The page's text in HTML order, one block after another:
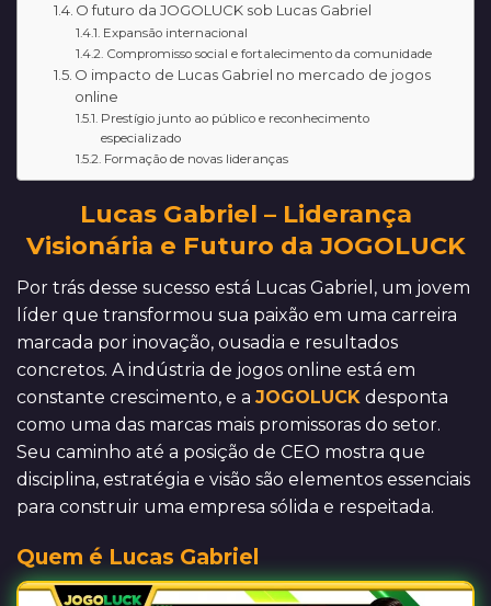
O futuro da JOGOLUCK sob Lucas Gabriel
Expansão internacional
Compromisso social e fortalecimento da comunidade
O impacto de Lucas Gabriel no mercado de jogos
online
Prestígio junto ao público e reconhecimento
especializado
Formação de novas lideranças
Lucas Gabriel – Liderança
Visionária e Futuro da JOGOLUCK
Por trás desse sucesso está Lucas Gabriel, um jovem
líder que transformou sua paixão em uma carreira
marcada por inovação, ousadia e resultados
concretos. A indústria de jogos online está em
constante crescimento, e a JOGOLUCK desponta
como uma das marcas mais promissoras do setor.
Seu caminho até a posição de CEO mostra que
disciplina, estratégia e visão são elementos essenciais
para construir uma empresa sólida e respeitada.
Quem é Lucas Gabriel